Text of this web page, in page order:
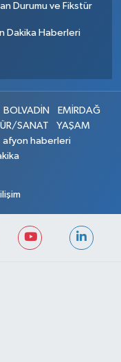
Durumu ve Fikstür
Dakika Haberleri
BOLVADİN
EMİRDAĞ
SANAT
YAŞAM
afyon haberleri